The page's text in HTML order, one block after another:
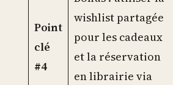
Point
clé
#4
wishlist partagée
pour les cadeaux
et la réservation
en librairie via